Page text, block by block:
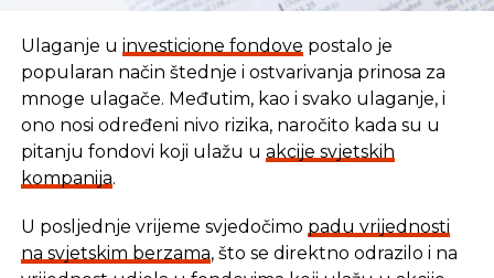
U vremenu kada tradicionalni oblici štednje nude
sve skromnije prinose, ovaj Fond se nameće kao
Ulaganje u investicione fondove postalo je
popularan način štednje i ostvarivanja prinosa za
mnoge ulagače. Međutim, kao i svako ulaganje, i
ono nosi određeni nivo rizika, naročito kada su u
pitanju fondovi koji ulažu u akcije svjetskih
kompanija.
U posljednje vrijeme svjedočimo padu vrijednosti
na svjetskim berzama, što se direktno odrazilo i na